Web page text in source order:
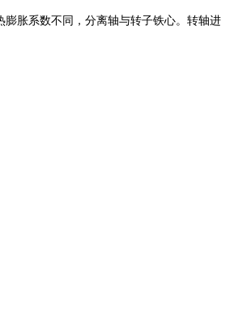
胀系数不同，分离轴与转子铁心。转轴进